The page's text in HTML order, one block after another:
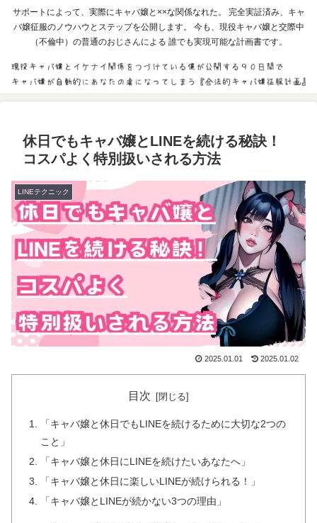
サポートによって、実際にキャバ嬢と××な関係なれた。 完全実証済み、キャ
バ嬢征服のノウハウとステップを公開します。 今も、現役キャバ嬢と交際中
（不倫中）の普通のおじさんによる 誰でも実現可能な計画書です。
休日でもキャバ嬢とLINEを続ける秘訣！
コスパよく特別扱いされる方法
LINEテクニック
2025.01.01 2025.01.02
目次
「キャバ嬢と休日でもLINEを続けるために大切な2つの
こと」
「キャバ嬢と休日にLINEを続けたいあなたへ」
「キャバ嬢と休日に楽しいLINEが続けられる！」
「キャバ嬢とLINEが続かない3つの理由」